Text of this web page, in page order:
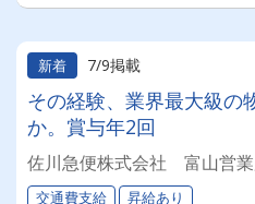
新着 7/9掲載
その経験、業界最大級の
か。賞与年2回
佐川急便株式会社 富山営
交通費支給 昇給あり